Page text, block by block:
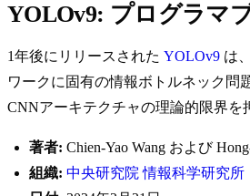
YOLOv9: プログラマ
1年後にリリースされた YOLOv9 は
ワークに固有の情報ボトルネック問
CNNアーキテクチャの理論的限界を
著者: Chien-Yao Wang および
組織: 中央研究院 情報科学研究所